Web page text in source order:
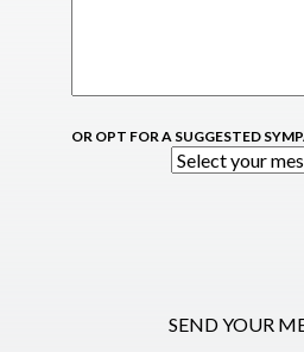
OR OPT FOR A SUGGESTED
SEND YOUR